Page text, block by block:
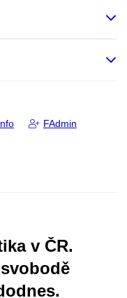
FAdmin
v ČR.